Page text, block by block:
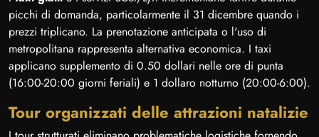
picchi di domanda, particolarmente il 31 dicembre quando i
prezzi triplicano. La prenotazione anticipata o l'uso di
metropolitana rappresenta alternativa economica. I taxi
applicano supplemento di 0.50 dollari nelle ore di punta
(16:00-20:00 giorni feriali) e 1 dollaro notturno (20:00-6:00).
Tour organizzati delle attrazioni natalizie